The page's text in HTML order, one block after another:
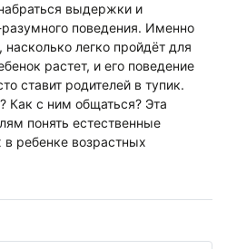
выдержки и
поведения. Именно
насколько легко пройдёт для
растет, и его поведение
ставит родителей в тупик.
Как с ним общаться? Эта
понять естественные
ребенке возрастных